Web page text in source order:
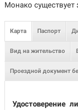
Монако существует
Карта Паспорт
Вид на жительство
Проездной документ
Удостоверение